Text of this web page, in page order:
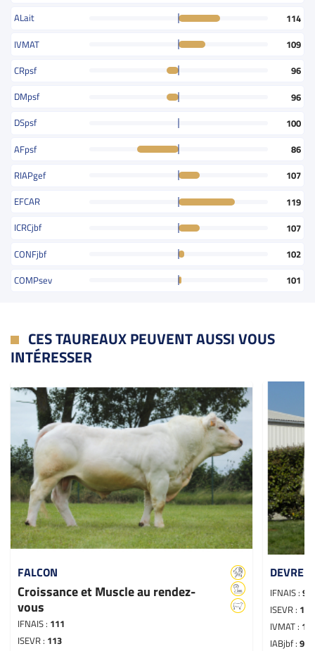
ALait
114
IVMAT
109
CRpsf
96
DMpsf
96
DSpsf
100
AFpsf
86
RIAPgef
107
EFCAR
119
ICRCjbf
107
CONFjbf
102
COMPsev
101
CES TAUREAUX PEUVENT AUSSI VOUS
INTÉRESSER
FALCON
Croissance et Muscle au rendez-
vous
IFNAIS : 111
ISEVR : 113
DEVRED
IFNAIS :98
ISEVR : 106
IVMAT :
IABjbf :97